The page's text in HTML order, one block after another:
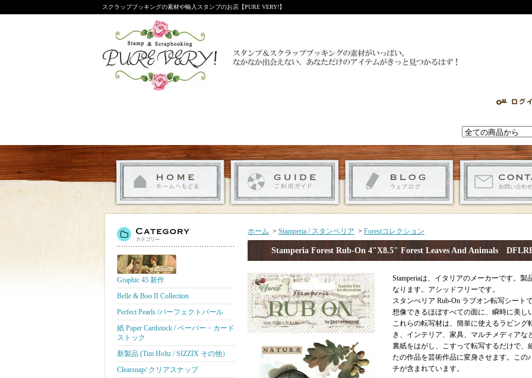
スクラップブッキングの素材や輸入スタンプのお店【PURE VERY!】
Graphic 45 新作
Belle & Boo II Collection
Perfect Pearls /パーフェクトパール
紙 Paper Cardstock / ペーパー・カード
ストック
新製品 (Tim Holtz / SIZZIX その他）
Clearsnap/ クリアスナップ
ホーム > Stamperia / スタンペリア > Forestコレクション
Stamperia Forest Rub-On 4"X8.5" Forest Leaves And Animals
Stamperiaは、イタリアのメーカーです。
なります。アシッドフリーです。
スタンぺリア Rub-On ラブオン転写シートで
想像できるほぼすべての面に、瞬時に美し
これらの転写材は、簡単に使えるラビン
き、インテリア、家具、マルチメディアな
裏紙をはがし、こすって転写するだけで
たの作品を芸術作品に変身させます。この
チが含まれています。